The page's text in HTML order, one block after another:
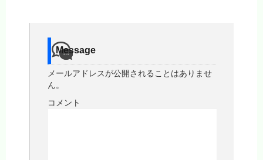
Message
メールアドレスが公開されることはありませ
ん。
コメント